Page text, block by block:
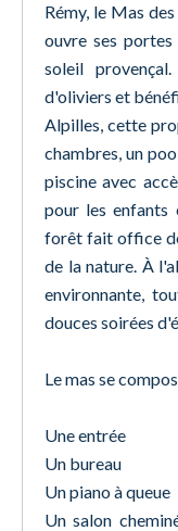
Rémy, le Mas
ouvre ses
soleil
d'oliviers et
Alpilles, cette
chambres, un
piscine avec
pour les enfants
forêt fait office
de la nature. À
environnante,
douces soirées
Le mas se
Une entrée
Un bureau
Un piano à queue
Un salon